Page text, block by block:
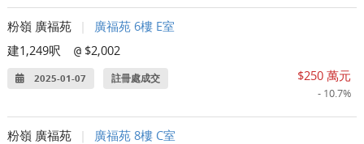
粉嶺 廣福苑
廣福苑 6樓 E室
建1,249呎
@ $2,002
2025-01-07 註冊處成交 $250 萬元
- 10.7%
粉嶺 廣福苑
廣福苑 8樓 C室